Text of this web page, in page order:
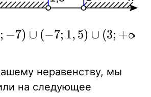
-7)\cup
; −7) ∪ (−7; 1, 5) ∪ (3; +∞
неравенству, мы
на следующее